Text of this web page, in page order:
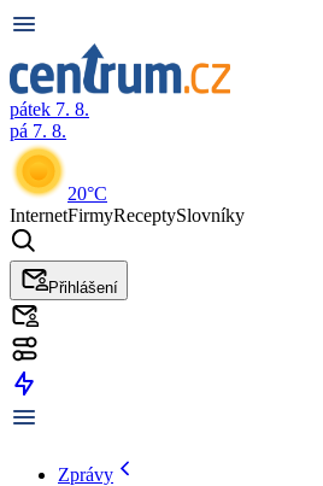
pátek 7. 8.
pá 7. 8.
20°C
InternetFirmyReceptySlovníky
Přihlášení
Zprávy